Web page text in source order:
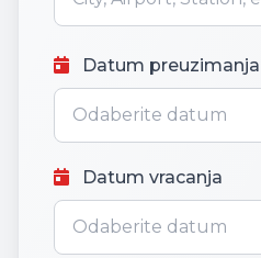
Datum preuzimanja
Datum vracanja